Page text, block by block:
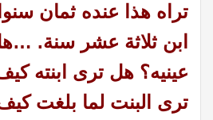
تراه هذا عنده ثمان
ابن ثلاثة عشر سنة. …
عينيه؟ هل ترى ابنته
ترى البنت لما بلغت